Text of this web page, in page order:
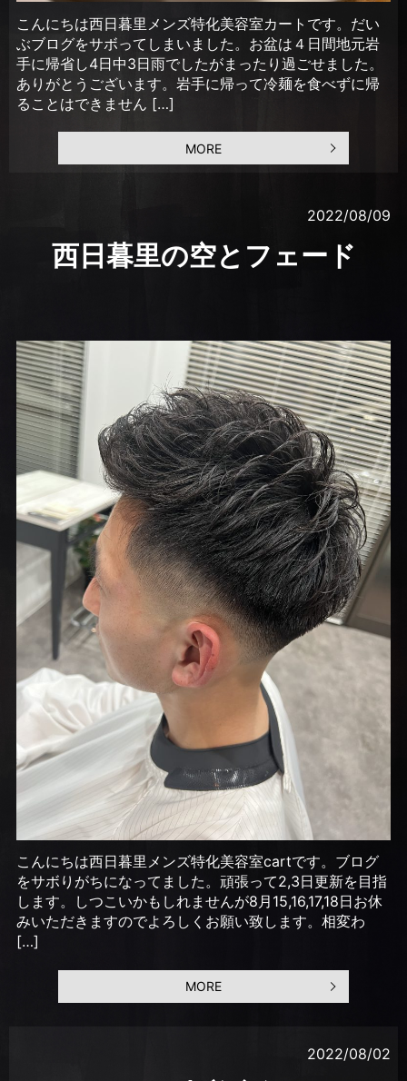
こんにちは西日暮里メンズ特化美容室カートです。だい
ぶブログをサボってしまいました。お盆は４日間地元岩
手に帰省し4日中3日雨でしたがまったり過ごせました。
ありがとうございます。岩手に帰って冷麺を食べずに帰
ることはできません […]
MORE
2022/08/09
西日暮里の空とフェード
こんにちは西日暮里メンズ特化美容室cartです。ブログ
をサボりがちになってました。頑張って2,3日更新を目指
します。しつこいかもしれませんが8月15,16,17,18日お休
みいただきますのでよろしくお願い致します。相変わ
[…]
MORE
2022/08/02